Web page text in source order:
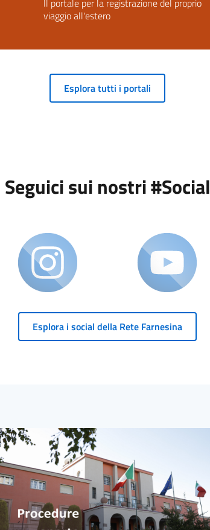
viaggio all'estero
Esplora tutti i portali
Seguici sui nostri #Social
Esplora i social della Rete Farnesina